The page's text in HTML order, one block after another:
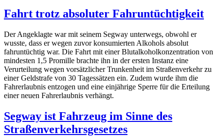
Fahrt trotz absoluter Fahruntüchtigkeit
Der Angeklagte war mit seinem Segway unterwegs, obwohl er
wusste, dass er wegen zuvor konsumierten Alkohols absolut
fahruntüchtig war. Die Fahrt mit einer Blutalkoholkonzentration von
mindesten 1,5 Promille brachte ihn in der ersten Instanz eine
Verurteilung wegen vorsätzlicher Trunkenheit im Straßenverkehr zu
einer Geldstrafe von 30 Tagessätzen ein. Zudem wurde ihm die
Fahrerlaubnis entzogen und eine einjährige Sperre für die Erteilung
einer neuen Fahrerlaubnis verhängt.
Segway ist Fahrzeug im Sinne des
Straßenverkehrsgesetzes